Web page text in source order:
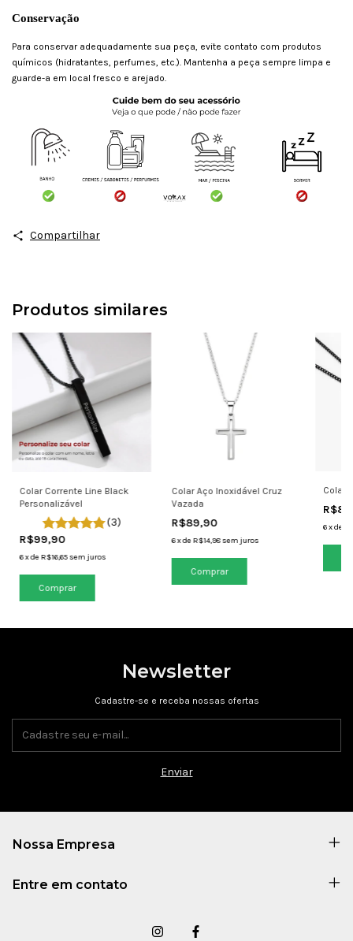
Conservação
Para conservar adequadamente sua peça, evite contato com produtos
químicos (hidratantes, perfumes, etc.). Mantenha a peça sempre limpa e
guarde-a em local fresco e arejado.
Compartilhar
Produtos similares
Colar Corrente Line Black
Personalizável
(3)
R$99,90
6xdeR$16,65sem juros
Colar Aço Inoxidável Cruz
Vazada
R$89,90
6xdeR$14,98 sem juros
Colar
6xde
Newsletter
Cadastre-se e receba nossas ofertas
Nossa Empresa
Entre em contato